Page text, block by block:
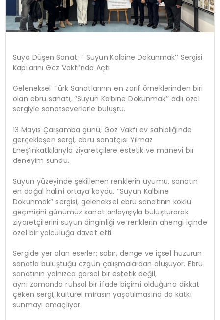
Suya Düşen Sanat: ‘’ Suyun Kalbine Dokunmak’’ Sergisi
Kapılarını Göz Vakfı’nda Açtı
Geleneksel Türk Sanatlarının en zarif örneklerinden biri
olan ebru sanatı, ‘’Suyun Kalbine Dokunmak’’ adlı özel
sergiyle sanatseverlerle buluştu.
13 Mayıs Çarşamba günü, Göz Vakfı ev sahipliğinde
gerçekleşen sergi, ebru sanatçısı Yılmaz
Eneş’inkatkılarıyla ziyaretçilere estetik ve manevi bir
deneyim sundu.
Suyun yüzeyinde şekillenen renklerin uyumu, sanatın
en doğal halini ortaya koydu. ‘’Suyun Kalbine
Dokunmak’’ sergisi, geleneksel ebru sanatının köklü
geçmişini günümüz sanat anlayışıyla buluşturarak
ziyaretçilerini suyun dinginliği ve renklerin ahengi içinde
özel bir yolculuğa davet etti.
Sergide yer alan eserler; sabır, denge ve içsel huzurun
sanatla buluştuğu özgün çalışmalardan oluşuyor. Ebru
sanatının yalnızca görsel bir estetik değil,
aynı zamanda ruhsal bir ifade biçimi olduğuna dikkat
çeken sergi, kültürel mirasın yaşatılmasına da katkı
sunmayı amaçlıyor.